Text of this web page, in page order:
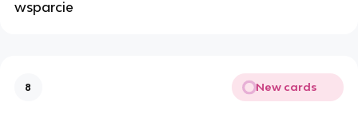
wsparcie
8 New cards